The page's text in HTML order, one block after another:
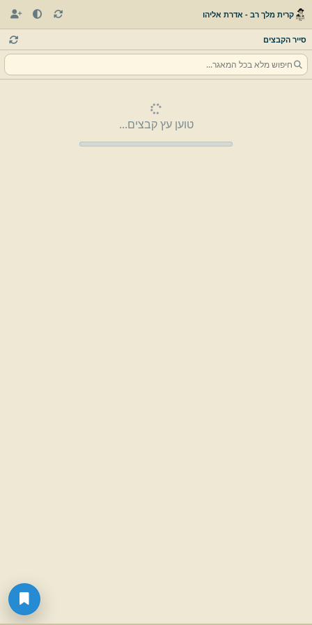
קרית מלך רב - אדרת אליהו
סייר הקבצים
טוען עץ קבצים...